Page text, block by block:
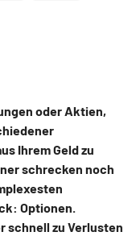
oder Aktien,
Ihrem Geld zu
schrecken noch
Optionen.
schnell zu Verlusten